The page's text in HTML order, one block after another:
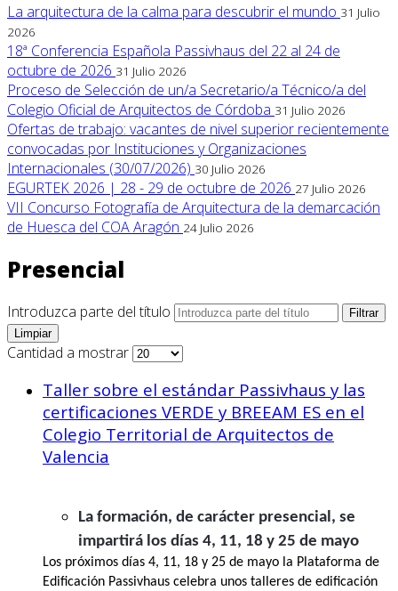
La arquitectura de la calma para descubrir el mundo 31 Julio
2026
18ª Conferencia Española Passivhaus del 22 al 24 de
octubre de 2026 31 Julio 2026
Proceso de Selección de un/a Secretario/a Técnico/a del
Colegio Oficial de Arquitectos de Córdoba 31 Julio 2026
Ofertas de trabajo: vacantes de nivel superior recientemente
convocadas por Instituciones y Organizaciones
Internacionales (30/07/2026) 30 Julio 2026
EGURTEK 2026 | 28 - 29 de octubre de 2026 27 Julio 2026
VII Concurso Fotografía de Arquitectura de la demarcación
de Huesca del COA Aragón 24 Julio 2026
Presencial
Introduzca parte del título
Filtrar
Limpiar
Cantidad a mostrar
Taller sobre el estándar Passivhaus y las
certificaciones VERDE y BREEAM ES en el
Colegio Territorial de Arquitectos de
Valencia
La formación, de carácter presencial, se
impartirá los días 4, 11, 18 y 25 de mayo
Los próximos días 4, 11, 18 y 25 de mayo la Plataforma de
Edificación Passivhaus celebra unos talleres de edificación